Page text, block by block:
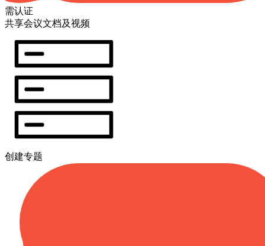
需认证
共享会议文档及视频
创建专题